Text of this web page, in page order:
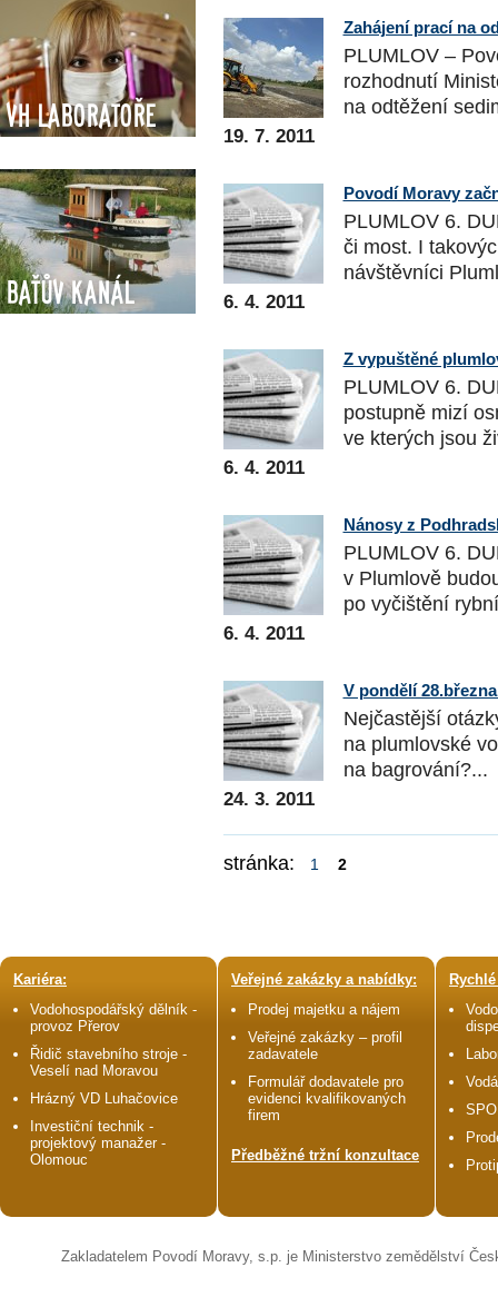
VH Laboratoře
Baťův kanál
Zahájení prací na
PLUMLOV –
rozhodnutí
na odtěžení
19. 7. 2011
Povodí Moravy
PLUMLOV 6.
či most. I
návštěvníci
6. 4. 2011
Z vypuštěné
PLUMLOV 6.
postupně mizí
ve kterých jsou
6. 4. 2011
Nánosy z
PLUMLOV 6.
v Plumlově
po vyčištění
6. 4. 2011
V pondělí
Nejčastější
na plumlovské
na bagrování?...
24. 3. 2011
stránka: 1 2
Kariéra:
Vodohospodářský dělník -
provoz Přerov
Řidič stavebního stroje -
Veselí nad Moravou
Hrázný VD Luhačovice
Investiční technik -
projektový manažer -
Olomouc
Veřejné zakázky a nabídky:
Prodej majetku a nájem
Veřejné zakázky – profil
zadavatele
Formulář dodavatele pro
evidenci kvalifikovaných
firem
Předběžné tržní konzultace
Zakladatelem Povodí Moravy, s.p. je Ministerstvo zemědělství